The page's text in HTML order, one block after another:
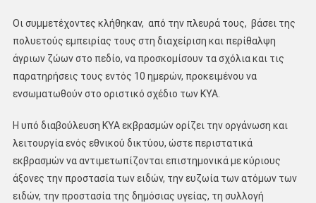
Οι συμμετέχοντες κλήθηκαν, από την πλευρά τους, βάσει της
πολυετούς εμπειρίας τους στη διαχείριση και περίθαλψη
άγριων ζώων στο πεδίο, να προσκομίσουν τα σχόλια και τις
παρατηρήσεις τους εντός 10 ημερών, προκειμένου να
ενσωματωθούν στο οριστικό σχέδιο των ΚΥΑ.
Η υπό διαβούλευση ΚΥΑ εκβρασμών ορίζει την οργάνωση και
λειτουργία ενός εθνικού δικτύου, ώστε περιστατικά
εκβρασμών να αντιμετωπίζονται επιστημονικά με κύριους
άξονες την προστασία των ειδών, την ευζωία των ατόμων των
ειδών, την προστασία της δημόσιας υγείας, τη συλλογή